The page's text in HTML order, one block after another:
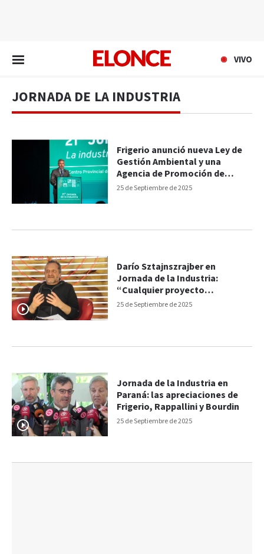
VIVO
JORNADA DE LA INDUSTRIA
25 de Septiembre de 2025
Frigerio anunció nueva Ley de
Gestión Ambiental y una
Agencia de Promoción de
Inversiones
25 de Septiembre de 2025
Darío Sztajnszrajber en
Jornada de la Industria:
“Cualquier proyecto
emancipador se construye con
25 de Septiembre de 2025
Jornada de la Industria en
Paraná: las apreciaciones de
Frigerio, Rappallini y Bourdin